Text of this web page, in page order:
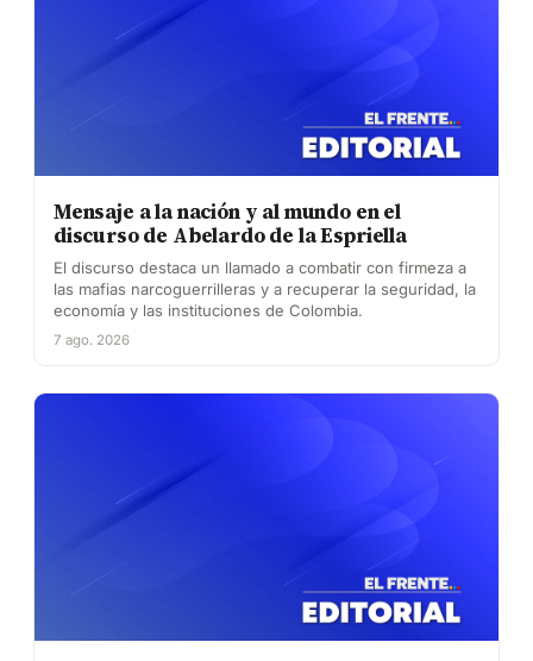
Mensaje a la nación y al mundo en el
discurso de Abelardo de la Espriella
El discurso destaca un llamado a combatir con firmeza a
las mafias narcoguerrilleras y a recuperar la seguridad, la
economía y las instituciones de Colombia.
7 ago. 2026